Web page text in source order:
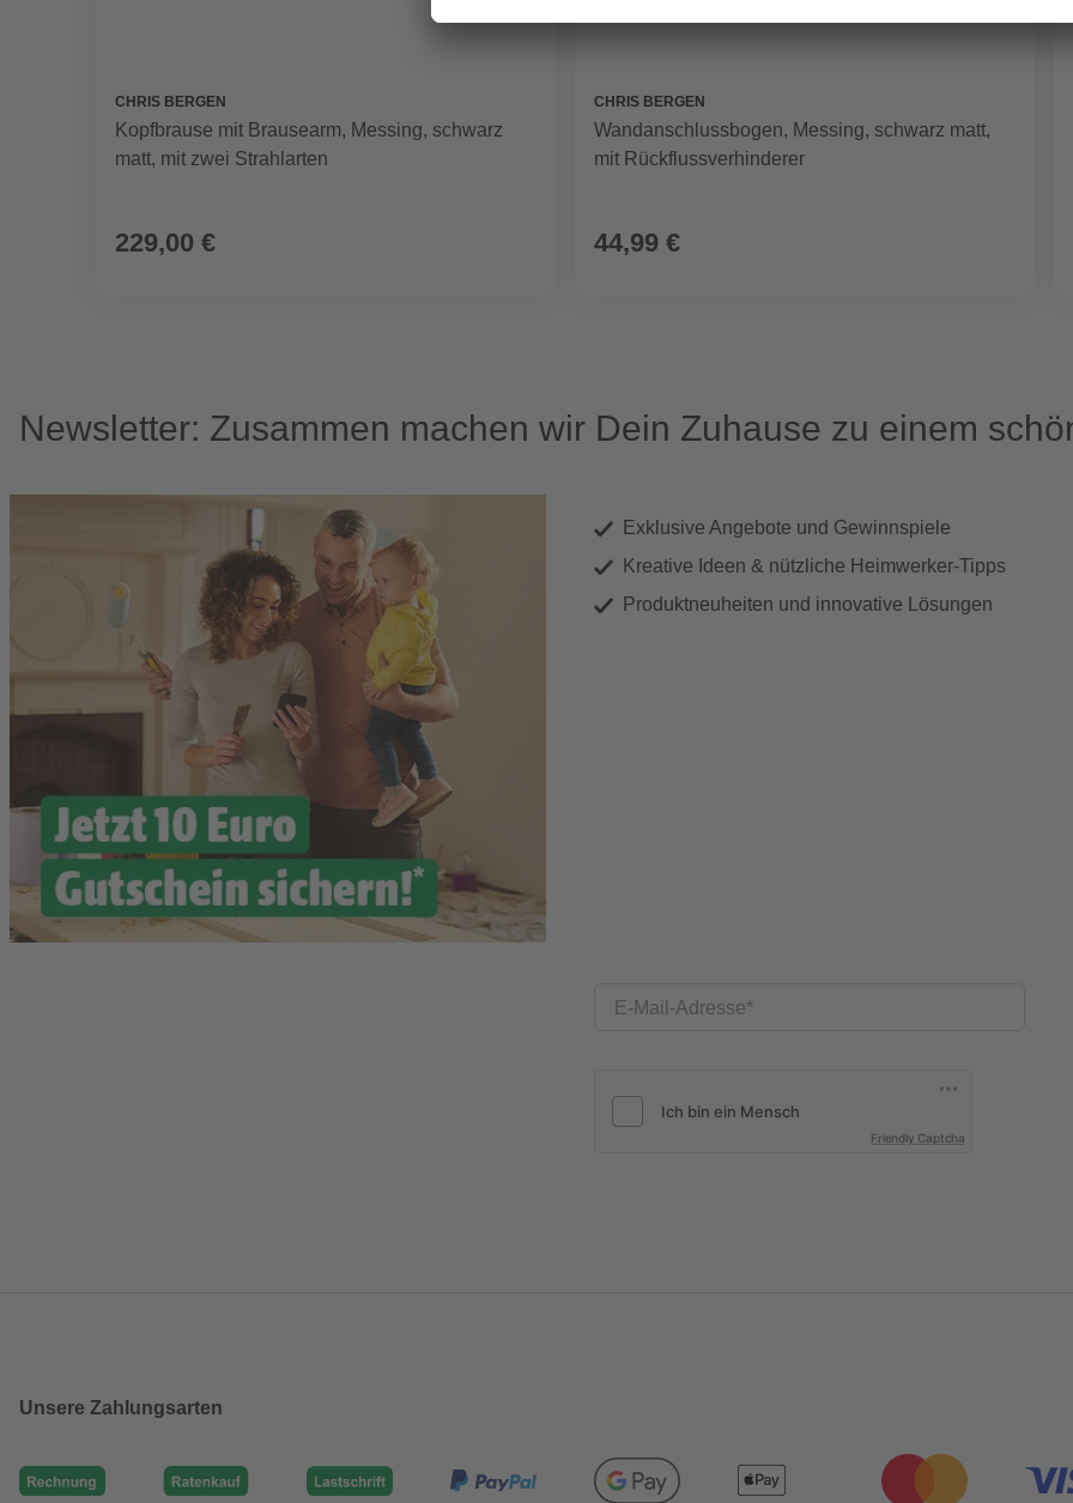
CHRIS BERGEN
Kopfbrause mit Brausearm, Messing, schwarz
matt, mit zwei Strahlarten
229,00 €
CHRIS BERGEN
Wandanschlussbogen, Messing, schwarz matt,
mit Rückflussverhinderer
44,99 €
Newsletter: Zusammen machen wir Dein Zuhause zu einem
Exklusive Angebote und Gewinnspiele
Kreative Ideen & nützliche Heimwerker-Tipps
Produktneuheiten und innovative Lösungen
E-Mail-Adresse
Friendly Captcha
Unsere Zahlungsarten